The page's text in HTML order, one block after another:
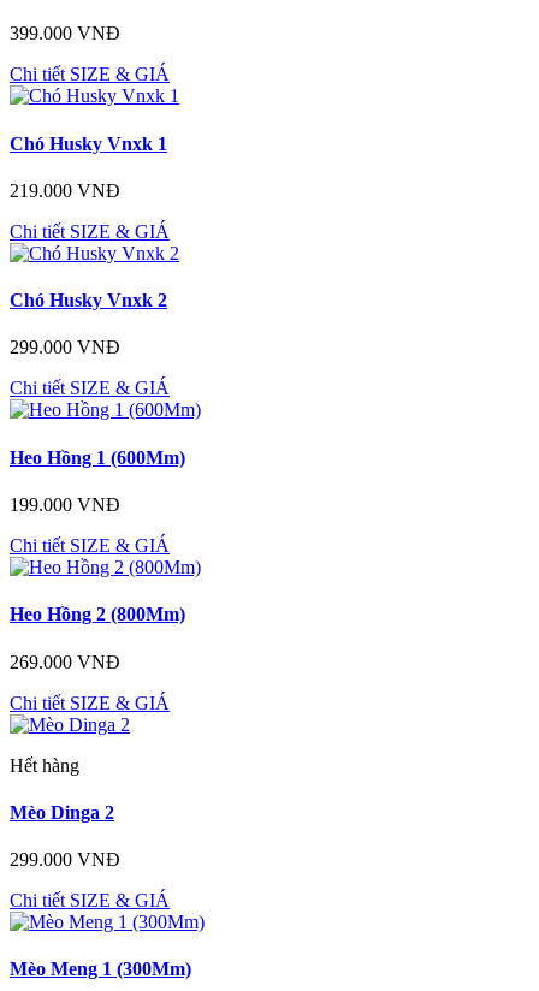
399.000 VNĐ
Chi tiết SIZE & GIÁ
Chó Husky Vnxk 1
219.000 VNĐ
Chi tiết SIZE & GIÁ
Chó Husky Vnxk 2
299.000 VNĐ
Chi tiết SIZE & GIÁ
Heo Hồng 1 (600Mm)
199.000 VNĐ
Chi tiết SIZE & GIÁ
Heo Hồng 2 (800Mm)
269.000 VNĐ
Chi tiết SIZE & GIÁ
Hết hàng
Mèo Dinga 2
299.000 VNĐ
Chi tiết SIZE & GIÁ
Mèo Meng 1 (300Mm)